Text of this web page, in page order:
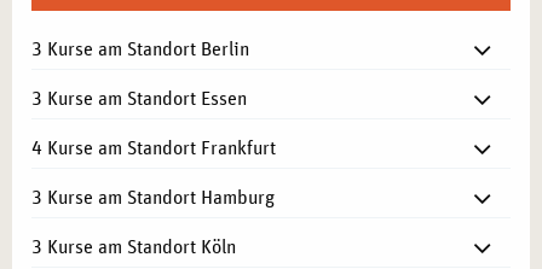
3 Kurse am Standort Berlin
3 Kurse am Standort Essen
4 Kurse am Standort Frankfurt
3 Kurse am Standort Hamburg
3 Kurse am Standort Köln